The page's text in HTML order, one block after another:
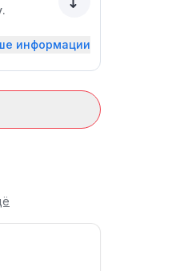
информации